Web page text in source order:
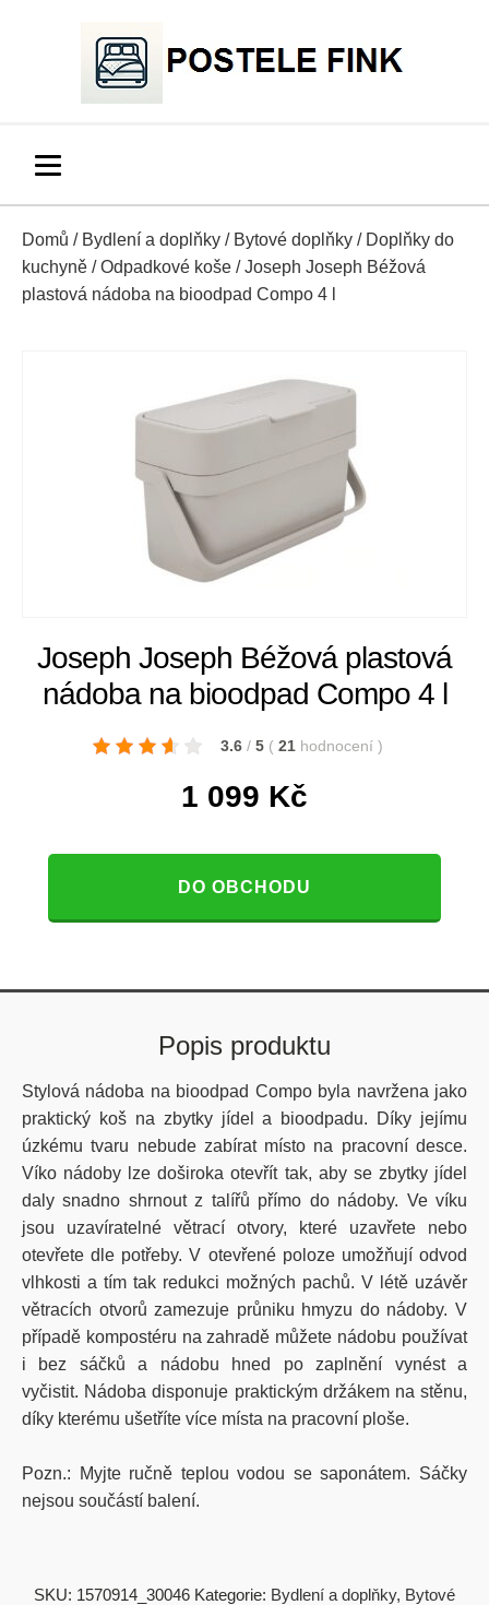
Domů / Bydlení a doplňky / Bytové doplňky / Doplňky do
kuchyně /Odpadkové koše / Joseph Joseph Béžová
plastová nádoba na bioodpad Compo 4 l
Joseph Joseph Béžová plastová
nádoba na bioodpad Compo 4 l
3.6 / 5 ( 21 hodnocení )
1 099 Kč
DO OBCHODU
Popis produktu
Stylová nádoba na bioodpad Compo byla navržena jako
praktický koš na zbytky jídel a bioodpadu. Díky jejímu
úzkému tvaru nebude zabírat místo na pracovní desce.
Víko nádoby lze doširoka otevřít tak, aby se zbytky jídel
daly snadno shrnout z talířů přímo do nádoby. Ve víku
jsou uzavíratelné větrací otvory, které uzavřete nebo
otevřete dle potřeby. V otevřené poloze umožňují odvod
vlhkosti a tím tak redukci možných pachů. V létě uzávěr
větracích otvorů zamezuje průniku hmyzu do nádoby. V
případě kompostéru na zahradě můžete nádobu používat
i bez sáčků a nádobu hned po zaplnění vynést a
vyčistit. Nádoba disponuje praktickým držákem na stěnu,
díky kterému ušetříte více místa na pracovní ploše.
Pozn.: Myjte ručně teplou vodou se saponátem. Sáčky
nejsou součástí balení.
SKU: 1570914_30046 Kategorie: Bydlení a doplňky, Bytové